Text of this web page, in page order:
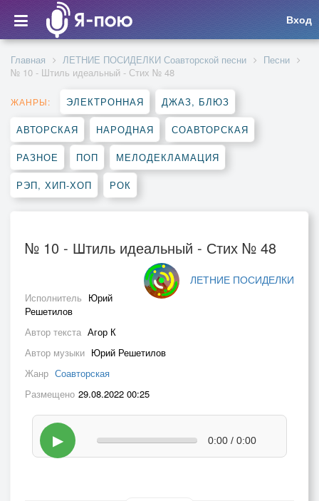
Вход
Главная ЛЕТНИЕ ПОСИДЕЛКИ Соавторской песни
Песни
№ 10 - Штиль идеальный - Стих № 48
ЖАНРЫ: ЭЛЕКТРОННАЯ ДЖАЗ, БЛЮЗ
АВТОРСКАЯ НАРОДНАЯ СОАВТОРСКАЯ
РАЗНОЕ ПОП МЕЛОДЕКЛАМАЦИЯ
РЭП, ХИП-ХОП РОК
№ 10 - Штиль идеальный - Стих № 48
ЛЕТНИЕ ПОСИДЕЛКИ
Исполнитель Юрий
Решетилов
Автор текста Агор К
Автор музыки Юрий Решетилов
Жанр Соавторская
Размещено 29.08.2022 00:25
▶ 0:00 / 0:00